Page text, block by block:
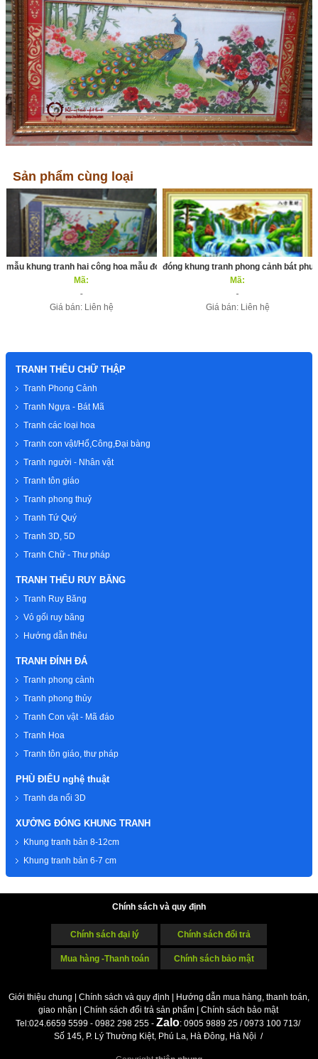
Sản phẩm cùng loại
mẫu khung tranh hai công hoa mẫu đơn
Mã:
Giá bán: Liên hệ
đóng khung tranh phong cảnh bát
Mã:
Giá bán: Liên hệ
TRANH THÊU CHỮ THẬP
Tranh Phong Cảnh
Tranh Ngựa - Bát Mã
Tranh các loại hoa
Tranh con vật/Hổ,Công,Đại bàng
Tranh người - Nhân vật
Tranh tôn giáo
Tranh phong thuỷ
Tranh Tứ Quý
Tranh 3D, 5D
Tranh Chữ - Thư pháp
TRANH THÊU RUY BĂNG
Tranh Ruy Băng
Vỏ gối ruy băng
Hướng dẫn thêu
TRANH ĐÍNH ĐÁ
Tranh phong cảnh
Tranh phong thủy
Tranh Con vật - Mã đáo
Tranh Hoa
Tranh tôn giáo, thư pháp
PHÙ ĐIÊU nghệ thuật
Tranh da nổi 3D
XƯỞNG ĐÓNG KHUNG TRANH
Khung tranh bản 8-12cm
Khung tranh bản 6-7 cm
Chính sách và quy định
Chính sách đại lý Chính sách đổi trả
Mua hàng -Thanh toán Chính sách bảo mật
Giới thiệu chung Chính sách và quy định
Hướng dẫn mua hàng, thanh toán,
giao nhận
Chính sách đổi trả sản phẩm| Chính sách bảo mật
Tel:024.6659 5599 - 0982 298 255 - Zalo: 0905 9889 25 / 0973 100 713/
Số 145, P. Lý Thường Kiệt, Phú La, Hà Đông, Hà Nội /